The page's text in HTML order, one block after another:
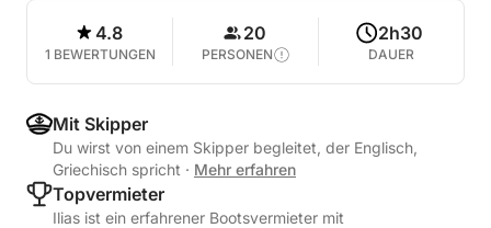
4.8
1 BEWERTUNGEN
20
PERSONEN
2h30
DAUER
Mit Skipper
Du wirst von einem Skipper begleitet, der Englisch,
Griechisch spricht · Mehr erfahren
Topvermieter
Ilias ist ein erfahrener Bootsvermieter mit